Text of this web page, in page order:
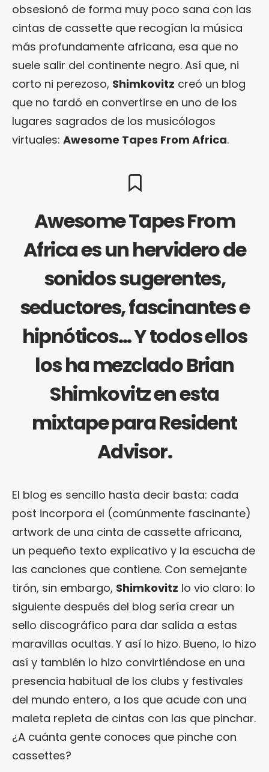
obsesionó de forma muy poco sana con las
cintas de cassette que recogían la música
más profundamente africana, esa que no
suele salir del continente negro. Así que, ni
corto ni perezoso, Shimkovitz creó un blog
que no tardó en convertirse en uno de los
lugares sagrados de los musicólogos
virtuales: Awesome Tapes From Africa.
Awesome Tapes From
Africa es un hervidero de
sonidos sugerentes,
seductores, fascinantes e
hipnóticos… Y todos ellos
los ha mezclado Brian
Shimkovitz en esta
mixtape para Resident
Advisor.
El blog es sencillo hasta decir basta: cada
post incorpora el (comúnmente fascinante)
artwork de una cinta de cassette africana,
un pequeño texto explicativo y la escucha de
las canciones que contiene. Con semejante
tirón, sin embargo, Shimkovitz lo vio claro: lo
siguiente después del blog sería crear un
sello discográfico para dar salida a estas
maravillas ocultas. Y así lo hizo. Bueno, lo hizo
así y también lo hizo convirtiéndose en una
presencia habitual de los clubs y festivales
del mundo entero, a los que acude con una
maleta repleta de cintas con las que pinchar.
¿A cuánta gente conoces que pinche con
cassettes?